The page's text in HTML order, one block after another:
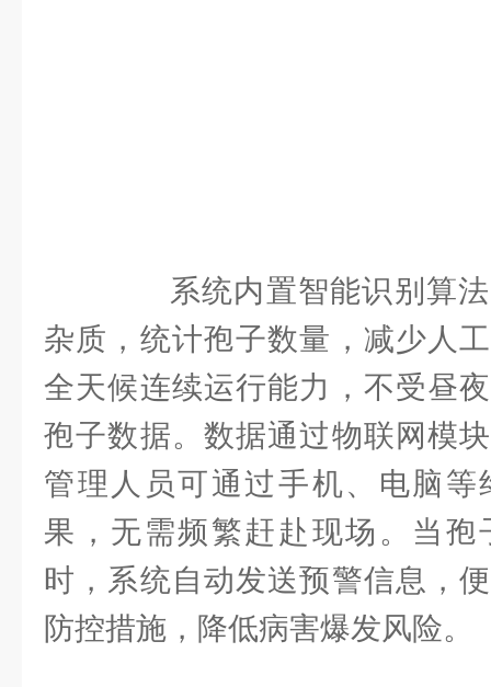
系统内置智能识别算法
杂质，统计孢子数量，减少人
全天候连续运行能力，不受昼
孢子数据。数据通过物联网模
管理人员可通过手机、电脑
果，无需频繁赶赴现场。当
时，系统自动发送预警信息，
防控措施，降低病害爆发风险。